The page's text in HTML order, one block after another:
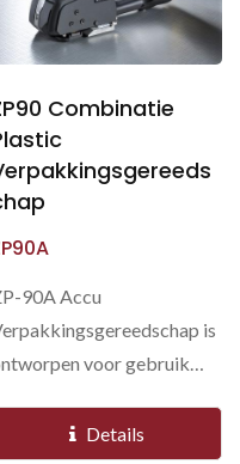
Combinatie
90A Accu
is
voor gebruik
Details